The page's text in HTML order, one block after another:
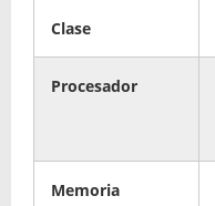
Clase
Procesador
Memoria